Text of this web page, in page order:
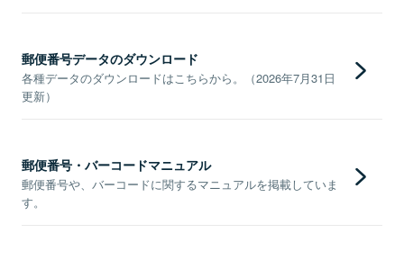
郵便番号データのダウンロード
各種データのダウンロードはこちらから。（2026年7月31日
更新）
郵便番号・バーコードマニュアル
郵便番号や、バーコードに関するマニュアルを掲載していま
す。